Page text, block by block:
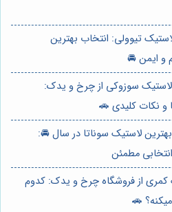
تیوولی: انتخاب بهترین
و ایمن 🚘
لاستیک سوزوکی از چرخ و یدک:
و نکات کلیدی 🚗
لاستیک سوناتا در سال 🚘:
مطمئن
کمری از فروشگاه چرخ و یدک: کدوم
🚗